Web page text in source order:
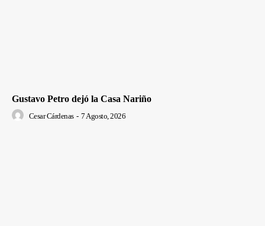
Gustavo Petro dejó la Casa Nariño
Cesar Cárdenas - 7 Agosto, 2026